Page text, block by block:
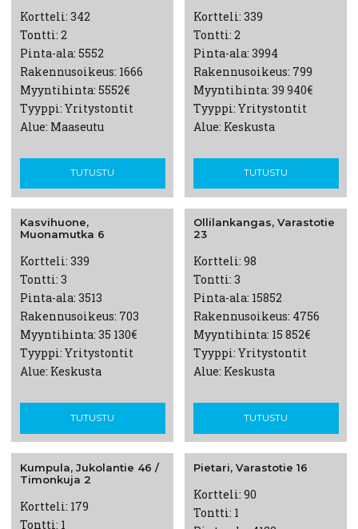
Kortteli: 342
Tontti: 2
Pinta-ala: 5552
Rakennusoikeus: 1666
Myyntihinta: 5552€
Tyyppi: Yritystontit
Alue: Maaseutu
TUTUSTU
Kortteli: 339
Tontti: 2
Pinta-ala: 3994
Rakennusoikeus: 799
Myyntihinta: 39 940€
Tyyppi: Yritystontit
Alue: Keskusta
TUTUSTU
Kasvihuone,
Muonamutka 6
Kortteli: 339
Tontti: 3
Pinta-ala: 3513
Rakennusoikeus: 703
Myyntihinta: 35 130€
Tyyppi: Yritystontit
Alue: Keskusta
TUTUSTU
Ollilankangas, Varastotie
23
Kortteli: 98
Tontti: 3
Pinta-ala: 15852
Rakennusoikeus: 4756
Myyntihinta: 15 852€
Tyyppi: Yritystontit
Alue: Keskusta
TUTUSTU
Kumpula, Jukolantie 46 /
Timonkuja 2
Kortteli: 179
Tontti: 1
Pietari, Varastotie 16
Kortteli: 90
Tontti: 1